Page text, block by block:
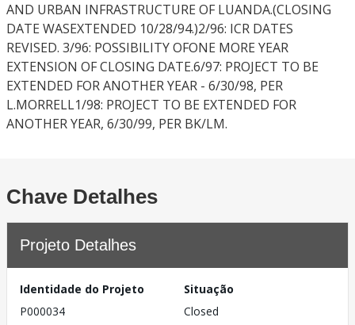
AND URBAN INFRASTRUCTURE OF LUANDA.(CLOSING
DATE WASEXTENDED 10/28/94.)2/96: ICR DATES
REVISED. 3/96: POSSIBILITY OFONE MORE YEAR
EXTENSION OF CLOSING DATE.6/97: PROJECT TO BE
EXTENDED FOR ANOTHER YEAR - 6/30/98, PER
L.MORRELL1/98: PROJECT TO BE EXTENDED FOR
ANOTHER YEAR, 6/30/99, PER BK/LM.
Chave Detalhes
Projeto Detalhes
Identidade do Projeto
P000034
Situação
Closed